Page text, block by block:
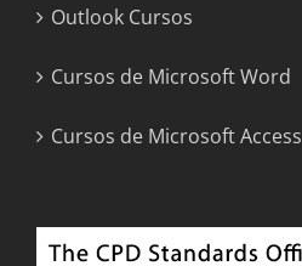
Outlook Cursos
Cursos de Microsoft Word
Cursos de Microsoft Access